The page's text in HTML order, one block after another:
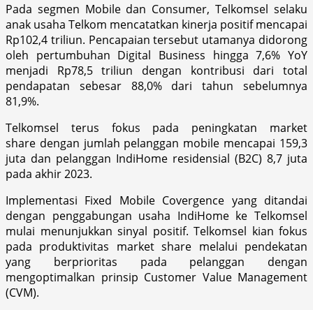
Pada segmen Mobile dan Consumer, Telkomsel selaku
anak usaha Telkom mencatatkan kinerja positif mencapai
Rp102,4 triliun. Pencapaian tersebut utamanya didorong
oleh pertumbuhan Digital Business hingga 7,6% YoY
menjadi Rp78,5 triliun dengan kontribusi dari total
pendapatan sebesar 88,0% dari tahun sebelumnya
81,9%.
Telkomsel terus fokus pada peningkatan market
share dengan jumlah pelanggan mobile mencapai 159,3
juta dan pelanggan IndiHome residensial (B2C) 8,7 juta
pada akhir 2023.
Implementasi Fixed Mobile Covergence yang ditandai
dengan penggabungan usaha IndiHome ke Telkomsel
mulai menunjukkan sinyal positif. Telkomsel kian fokus
pada produktivitas market share melalui pendekatan
yang berprioritas pada pelanggan dengan
mengoptimalkan prinsip Customer Value Management
(CVM).